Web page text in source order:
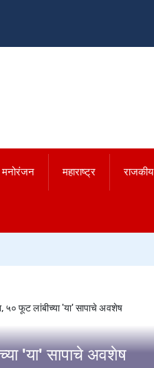
मनोरंजन महाराष्ट्र राजकीय
'या' सापाचे अवशेष